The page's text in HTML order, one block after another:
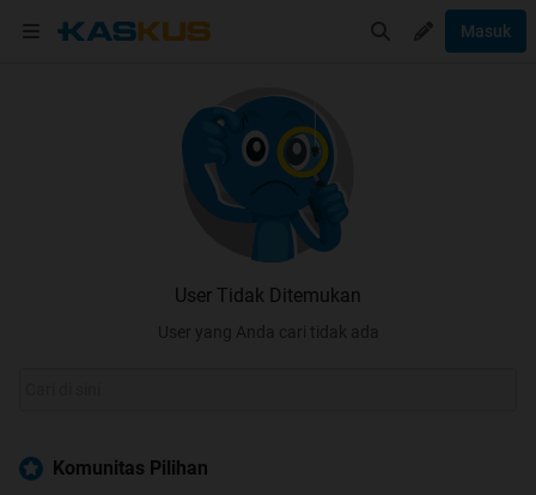
Masuk
User Tidak Ditemukan
User yang Anda cari tidak ada
Komunitas Pilihan